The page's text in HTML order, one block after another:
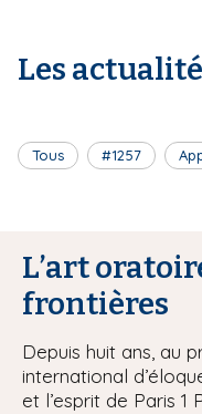
Les
Tous #1257
L’art
frontières
Depuis huit ans, au
international
et l’esprit de Paris